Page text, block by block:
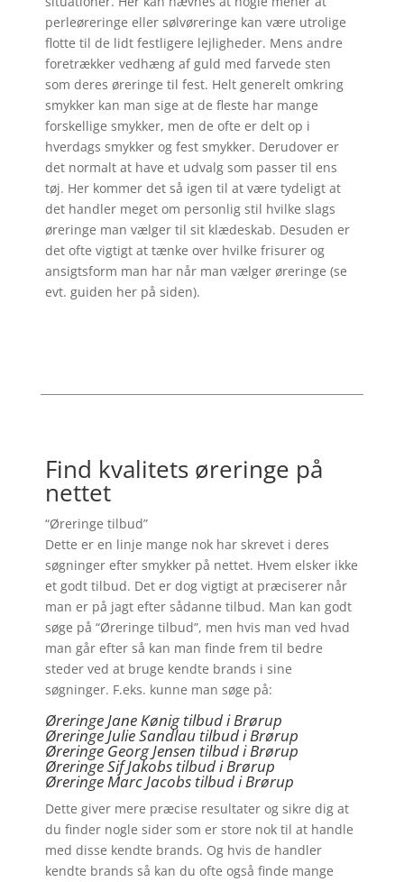
perleøreringe eller sølvøreringe kan være utrolige
flotte til de lidt festligere lejligheder. Mens andre
foretrækker vedhæng af guld med farvede sten
som deres øreringe til fest. Helt generelt omkring
smykker kan man sige at de fleste har mange
forskellige smykker, men de ofte er delt op i
hverdags smykker og fest smykker. Derudover er
det normalt at have et udvalg som passer til ens
tøj. Her kommer det så igen til at være tydeligt at
det handler meget om personlig stil hvilke slags
øreringe man vælger til sit klædeskab. Desuden er
det ofte vigtigt at tænke over hvilke frisurer og
ansigtsform man har når man vælger øreringe (se
evt. guiden her på siden).
Find kvalitets øreringe på
nettet
“Øreringe tilbud”
Dette er en linje mange nok har skrevet i deres
søgninger efter smykker på nettet. Hvem elsker ikke
et godt tilbud. Det er dog vigtigt at præciserer når
man er på jagt efter sådanne tilbud. Man kan godt
søge på “Øreringe tilbud”, men hvis man ved hvad
man går efter så kan man finde frem til bedre
steder ved at bruge kendte brands i sine
søgninger. F.eks. kunne man søge på:
Øreringe Jane Kønig tilbud i Brørup
Øreringe Julie Sandlau tilbud i Brørup
Øreringe Georg Jensen tilbud i Brørup
ØreringeSif Jakobs tilbud i Brørup
Øreringe Marc Jacobs tilbud i Brørup
Dette giver mere præcise resultater og sikre dig at
du finder nogle sider som er store nok til at handle
med disse kendte brands. Og hvis de handler
kendte brands så kan du ofte også finde mange